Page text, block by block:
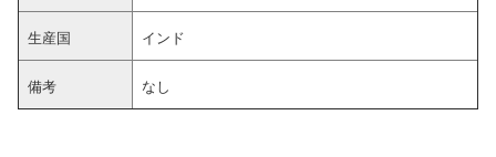
生産国 インド
備考 なし